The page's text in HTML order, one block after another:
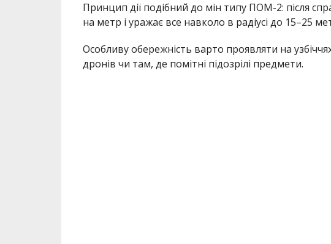
Принцип дії подібний до мін типу ПОМ-2: після
на метр і уражає все навколо в радіусі до 15–25
Особливу обережність варто проявляти на
дронів чи там, де помітні підозрілі предмети.